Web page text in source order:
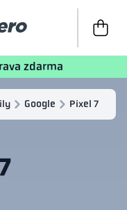
K
zdarma
Google Pixel 7